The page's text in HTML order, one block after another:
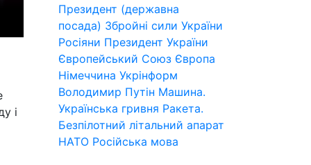
і
Президент (державна
посада) Збройні сили України
Росіяни Президент України
Європейський Союз Європа
Німеччина Укрінформ
Володимир Путін Машина.
Українська гривня Ракета.
Безпілотний літальний апарат
НАТО Російська мова